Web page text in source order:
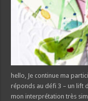
hello, Je continue ma
réponds au défi 3 – un lift
mon interprétation très